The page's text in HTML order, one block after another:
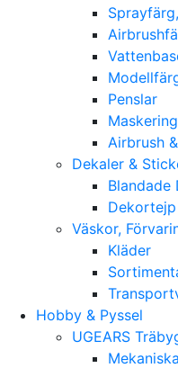
Penslar
Airbrush
Dekaler &
Blandade
Dekortejp
Väskor,
Kläder
Hobby & Pyssel
UGEARS